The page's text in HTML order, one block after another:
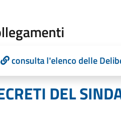
consulta l'elenco delle
DEL